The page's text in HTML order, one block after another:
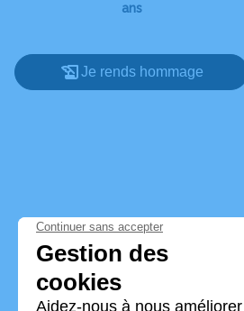
ans
Je rends hommage